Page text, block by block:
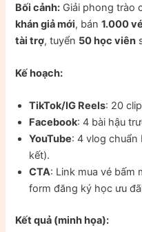
Bối cảnh: Giải phong trào
khán giả mới, bán1.000
tài trợ, tuyển 50 học viên
Kế hoạch:
TikTok/IG Reels: 20
Facebook: 4 bài hậu
YouTube: 4 vlog chuẩn
kết).
CTA: Link mua vé bấm
form đăng ký học ưu
Kết quả (minh họa):